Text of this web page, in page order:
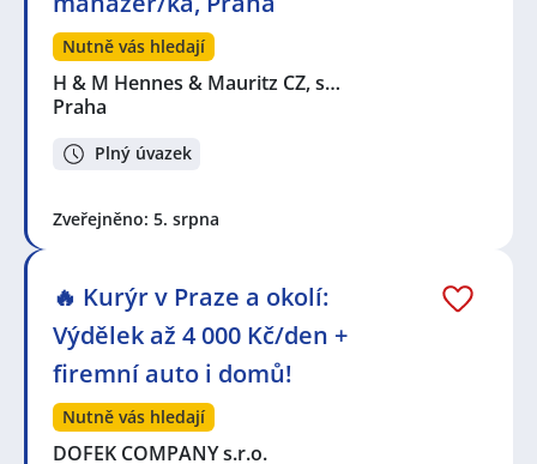
Nutně vás hledají
H & M Hennes & Mauritz CZ, s…
Praha
Plný úvazek
Zveřejněno: 5. srpna
🔥 Kurýr v Praze a okolí:
Výdělek až 4 000 Kč/den +
firemní auto i domů!
Nutně vás hledají
DOFEK COMPANY s.r.o.